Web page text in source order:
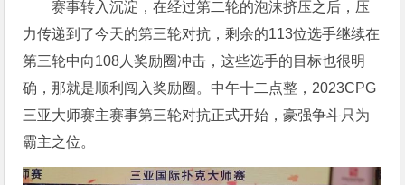
赛事转入沉淀，在经过第二轮的泡沫挤压之后，压
力传递到了今天的第三轮对抗，剩余的113位选手继续在
第三轮中向108人奖励圈冲击，这些选手的目标也很明
确，那就是顺利闯入奖励圈。中午十二点整，2023CPG
三亚大师赛主赛事第三轮对抗正式开始，豪强争斗只为
霸主之位。